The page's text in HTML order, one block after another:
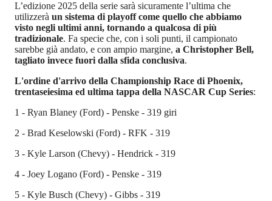
L’edizione 2025 della serie sarà sicuramente l’ultima che
utilizzerà un sistema di playoff come quello che abbiamo
visto negli ultimi anni, tornando a qualcosa di più
tradizionale. Fa specie che, con i soli punti, il campionato
sarebbe già andato, e con ampio margine, a Christopher Bell,
tagliato invece fuori dalla sfida conclusiva.
L'ordine d'arrivo della Championship Race di Phoenix,
trentaseiesima ed ultima tappa della NASCAR Cup Series:
1 - Ryan Blaney (Ford) - Penske - 319 giri
2 - Brad Keselowski (Ford) - RFK - 319
3 - Kyle Larson (Chevy) - Hendrick - 319
4 - Joey Logano (Ford) - Penske - 319
5 - Kyle Busch (Chevy) - Gibbs - 319